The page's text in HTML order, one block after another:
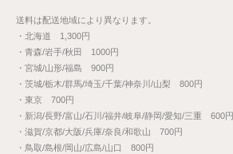
送料は配送地域により異なります。
・北海道 1,300円
・青森/岩手/秋田 1000円
・宮城/山形/福島 900円
・茨城/栃木/群馬/埼玉/千葉/神奈川/山梨 800円
・東京 700円
・新潟/長野/富山/石川/福井/岐阜/静岡/愛知/三重 600円
・滋賀/京都/大阪/兵庫/奈良/和歌山 700円
・鳥取/島根/岡山/広島/山口 800円